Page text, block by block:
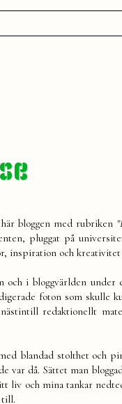
bloggen med rubriken
pluggat på
inspiration och
och i bloggvärlden
foton som skulle
redaktionellt
blandad stolthet och
var då. Sättet man
liv och mina tankar
till.